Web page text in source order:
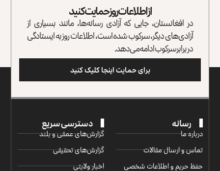
از اطلاعات روز حمایت کنید
در افغانستان، جایی که آزادی رسانه‌ها، مانند بسیاری از
آزادی‌های دیگر، سرکوب شده است، اطلاعات روز به ایستادگی
در برابر سرکوب ادامه می‌دهد.
برای حمایت اینجا کلیک کنید
رسانه
درباره ما
تماس و ارسال مقالات
حفظ حریم و اطلاعات شخصی
دسترسی سریع
گزارش‌‌های عمقی و بلند
گزارش‌های تحقیقی
اخبار ولایتی